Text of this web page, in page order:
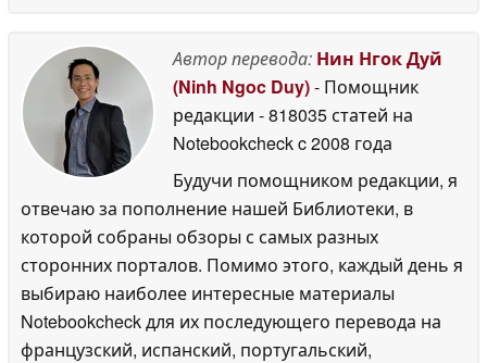
Автор перевода: Нин Нгок Дуй
(Ninh Ngoc Duy)- Помощник
редакции - 818035 статей на
Notebookcheckc 2008 года
Будучи помощником редакции, я
отвечаю за пополнение нашей Библиотеки, в
которой собраны обзоры с самых разных
сторонних порталов. Помимо этого, каждый день я
выбираю наиболее интересные материалы
Notebookcheck для их последующего перевода на
французский, испанский, португальский,